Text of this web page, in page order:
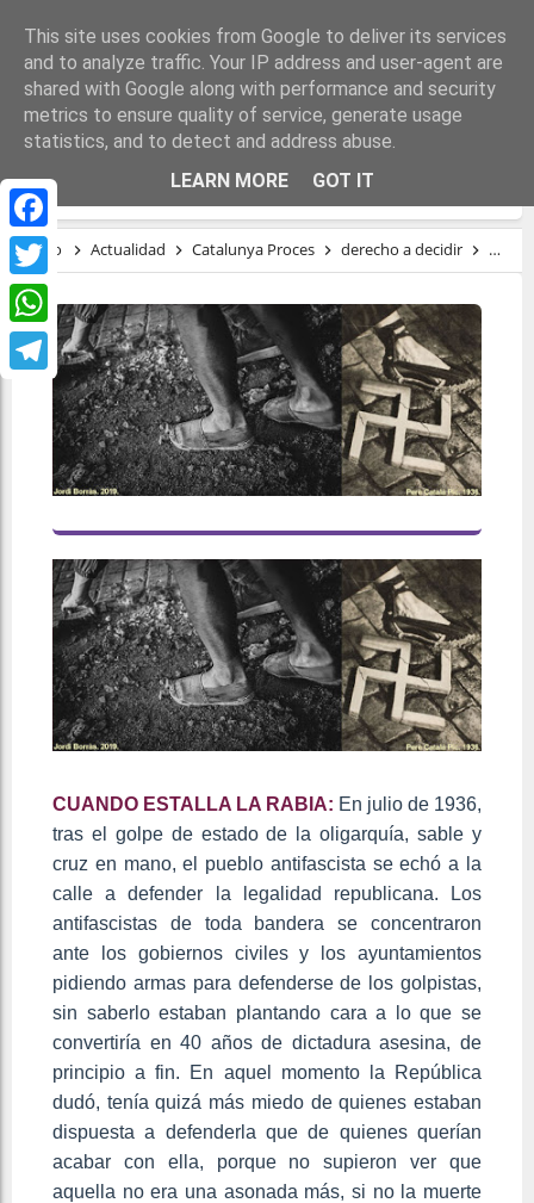
Facebook
Twitter
WhatsApp
Telegram
CUANDO ESTALLA LA RABIA
Inicio Actualidad Catalunya Proces derecho a decidir
CUANDO ESTALLA LA RABIA: En julio de 1936,
tras el golpe de estado de la oligarquía, sable y
cruz en mano, el pueblo antifascista se echó a la
calle a defender la legalidad republicana. Los
antifascistas de toda bandera se concentraron
ante los gobiernos civiles y los ayuntamientos
pidiendo armas para defenderse de los golpistas,
sin saberlo estaban plantando cara a lo que se
convertiría en 40 años de dictadura asesina, de
principio a fin. En aquel momento la República
dudó, tenía quizá más miedo de quienes estaban
dispuesta a defenderla que de quienes querían
acabar con ella, porque no supieron ver que
aquella no era una asonada más, si no la muerte
This site uses cookies from Google to deliver its services
and to analyze traffic. Your IP address and user-agent are
shared with Google along with performance and security
metrics to ensure quality of service, generate usage
statistics, and to detect and address abuse.
LEARN MORE
GOT IT